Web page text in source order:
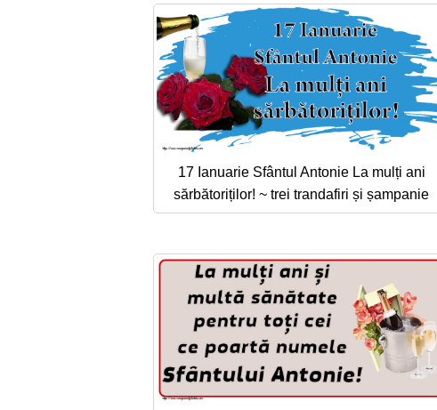
17 Ianuarie Sfântul Antonie La mulți ani
sărbătoriților! ~ trei trandafiri și șampanie